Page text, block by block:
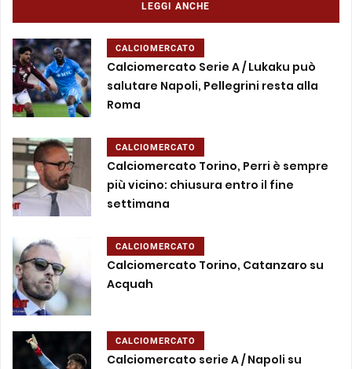
LEGGI ANCHE
CALCIOMERCATO
Calciomercato Serie A / Lukaku può
salutare Napoli, Pellegrini resta alla
Roma
CALCIOMERCATO
Calciomercato Torino, Perri è sempre
più vicino: chiusura entro il fine
settimana
CALCIOMERCATO
Calciomercato Torino, Catanzaro su
Acquah
CALCIOMERCATO
Calciomercato serie A / Napoli su